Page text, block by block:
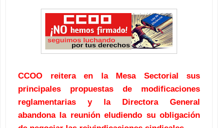
CCOO reitera en la Mesa Sectorial sus
principales propuestas de modificaciones
reglamentarias y la Directora General
abandona la reunión eludiendo su obligación